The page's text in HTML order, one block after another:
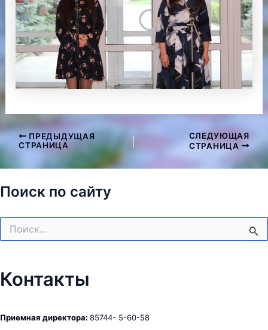
Навигация
по
записям
ПРЕДЫДУЩАЯ
СТРАНИЦА
СЛЕДУЮЩАЯ
СТРАНИЦА
Поиск по сайту
Контакты
Приемная директора: 85744- 5-60-58